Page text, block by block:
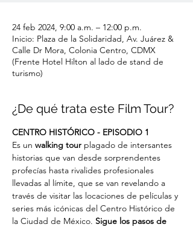
24 feb 2024, 9:00 a.m. – 12:00 p.m.
Inicio: Plaza de la Solidaridad, Av. Juárez &
Calle Dr Mora, Colonia Centro, CDMX
(Frente Hotel Hilton al lado de stand de
turismo)
¿De qué trata este Film Tour?
CENTRO HISTÓRICO - EPISODIO 1
Es un walking tour plagado de intersantes
historias que van desde sorprendentes
profecías hasta rivalides profesionales
llevadas al límite, que se van revelando a
través de visitar las locaciones de películas y
series más icónicas del Centro Histórico de
la Ciudad de México. Sigue los pasos de